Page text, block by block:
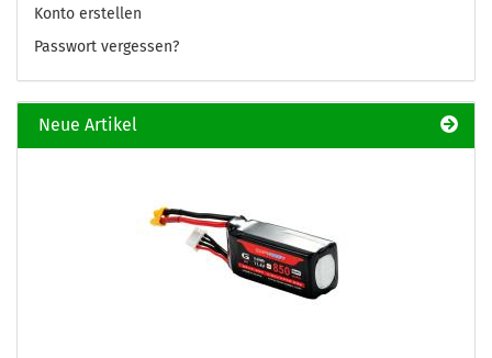
Konto erstellen
Passwort vergessen?
Neue Artikel